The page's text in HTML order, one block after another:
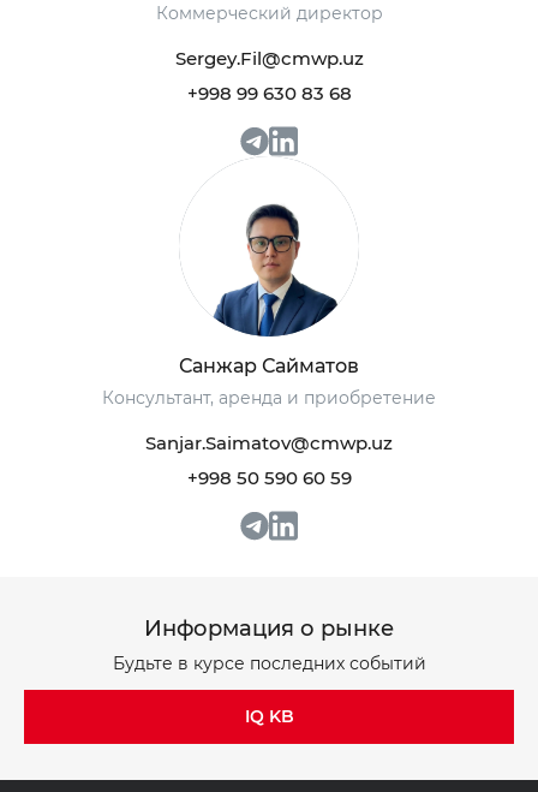
Коммерческий директор
Sergey.Fil@cmwp.uz
+998 99 630 83 68
Санжар Сайматов
Консультант, аренда и приобретение
Sanjar.Saimatov@cmwp.uz
+998 50 590 60 59
Информация о рынке
Будьте в курсе последних событий
IQ KB
+998 93 111 68 22
Бизнес-центр TRILLIANT, TOWER 2, 9 этаж,
Офис 89
+998 93 111 68 22
Бизнес-центр TRILLIANT, TOWER 2, 9 этаж,
Офис 89